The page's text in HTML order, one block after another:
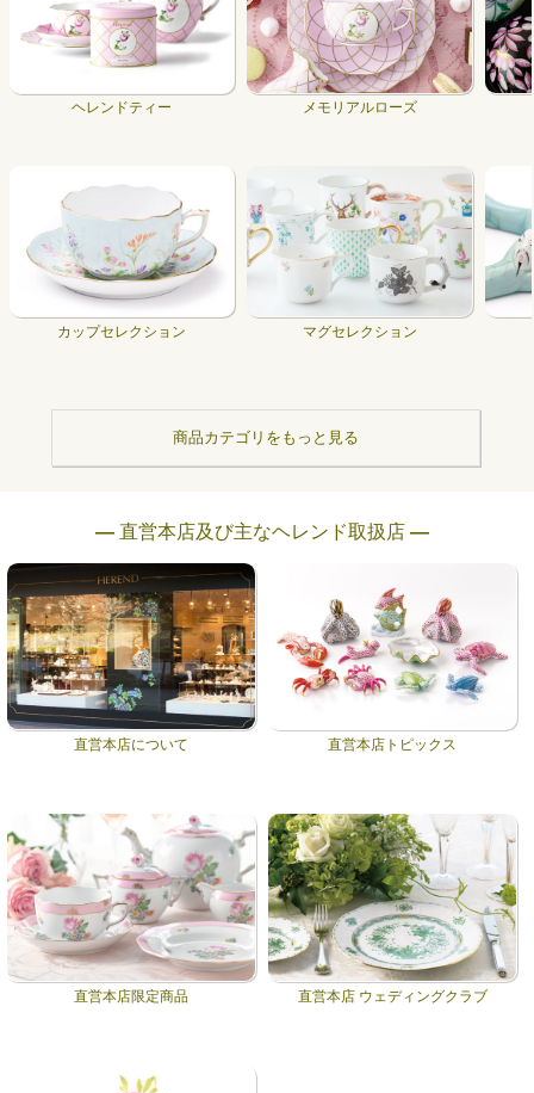
ヘレンドティー
カップセレクション
メモリアルローズ
マグセレクション
商品カテゴリをもっと見る
― 直営本店及び主なヘレンド取扱店 ―
直営本店について 直営本店トピックス
直営本店限定商品 直営本店 ウェディングクラブ